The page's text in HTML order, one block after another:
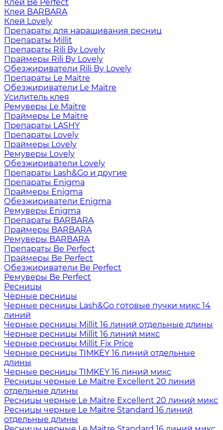
Клей Be Perfect
Клей BARBARA
Клей Lovely
Препараты для наращивания ресниц
Препараты Millit
Препараты Rili By Lovely
Праймеры Rili By Lovely
Обезжириватели Rili By Lovely
Препараты Le Maitre
Обезжириватели Le Maitre
Усилитель клея
Ремуверы Le Maitre
Праймеры Le Maitre
Препараты LASHY
Препараты Lovely
Праймеры Lovely
Ремуверы Lovely
Обезжириватели Lovely
Препараты Lash&Go и другие
Препараты Enigma
Праймеры Enigma
Обезжириватели Enigma
Ремуверы Enigma
Препараты BARBARA
Праймеры BARBARA
Ремуверы BARBARA
Препараты Be Perfect
Праймеры Be Perfect
Обезжириватели Be Perfect
Ремуверы Be Perfect
Ресницы
Чёрные ресницы
Черные ресницы Lash&Go готовые пучки микс 14
линий
Черные ресницы Millit 16 линий отдельные длины
Черные ресницы Millit 16 линий микс
Черные ресницы Millit Fix Price
Черные ресницы TIMKEY 16 линий отдельные
длины
Черные ресницы TIMKEY 16 линий микс
Ресницы черные Le Maitre Excellent 20 линий
отдельные длины
Ресницы черные Le Maitre Excellent 20 линий микс
Ресницы черные Le Maitre Standard 16 линий
отдельные длины